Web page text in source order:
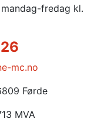
fredag kl.
mc.no
Førde
MVA